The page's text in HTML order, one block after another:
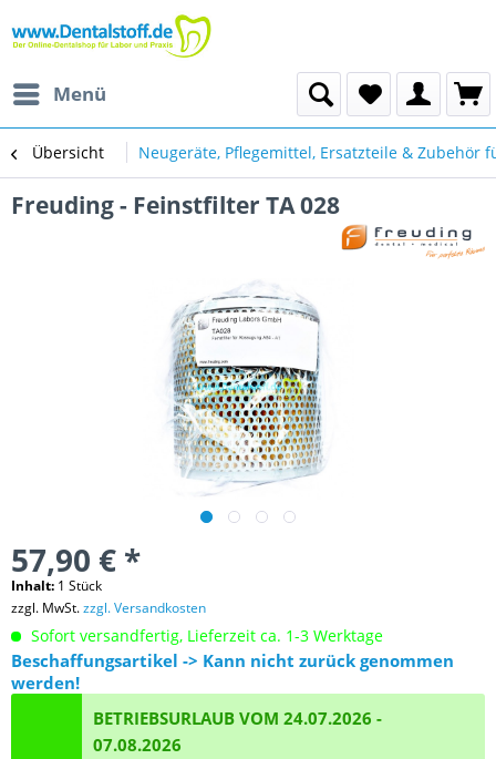
Menü
Übersicht Neugeräte, Pflegemittel, Ersatzteile & Zubehör
Freuding - Feinstfilter TA 028
57,90 € *
Inhalt: 1 Stück
zzgl. MwSt.zzgl. Versandkosten
Sofort versandfertig, Lieferzeit ca. 1-3 Werktage
Beschaffungsartikel -> Kann nicht zurück genommen
werden!
BETRIEBSURLAUB VOM 24.07.2026 -
07.08.2026